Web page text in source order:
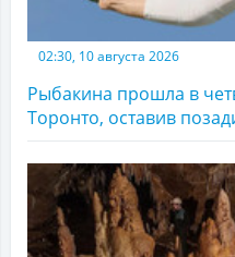
02:30, 10 августа 2026
Рыбакина прошла в
Торонто, оставив